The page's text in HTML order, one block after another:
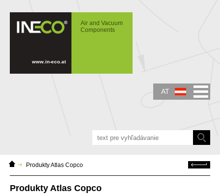
Produkty Atlas Copco
Air and Vacuum
Components
www.in-eco.at
Domáca
stránka
Produkty Atlas Copco Zurück
Produkty Atlas Copco
AT